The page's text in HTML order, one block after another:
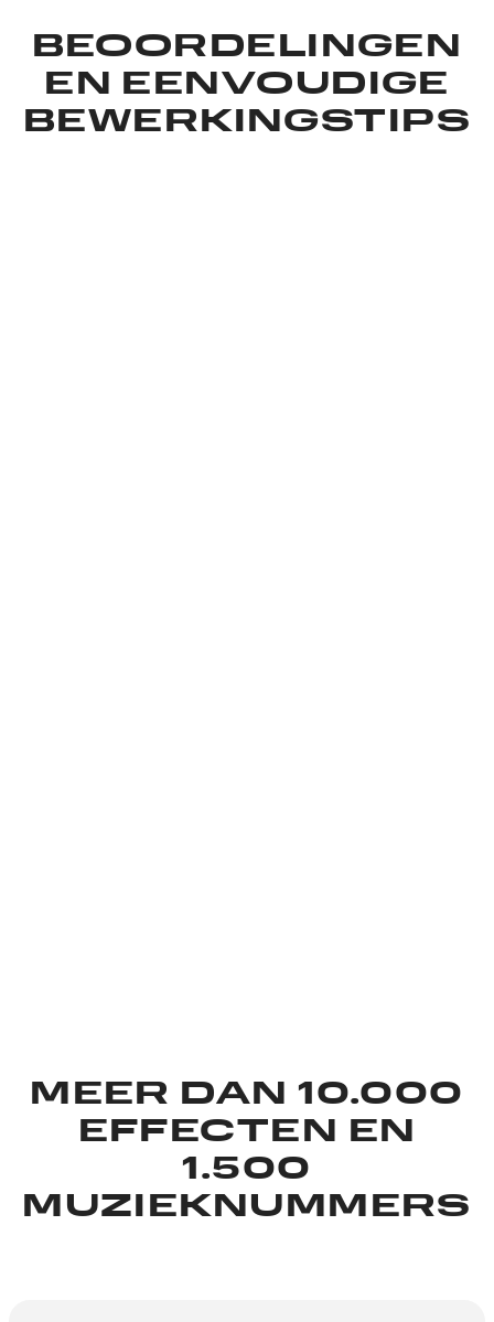
BEOORDELINGEN
EN EENVOUDIGE
BEWERKINGSTIPS